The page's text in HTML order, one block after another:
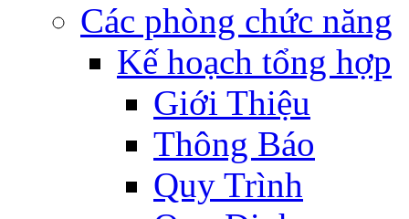
Các phòng chức năng
Kế hoạch tổng hợp
Giới Thiệu
Thông Báo
Quy Trình